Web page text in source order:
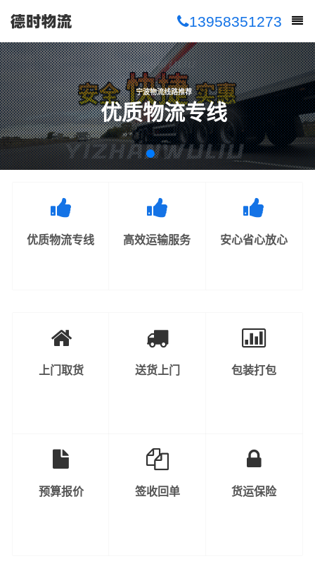
13958351273
宁波物流线路推荐
优质物流专线
优质物流专线 高效运输服务 安心省心放心
上门取货 送货上门 包装打包
预算报价 签收回单 货运保险